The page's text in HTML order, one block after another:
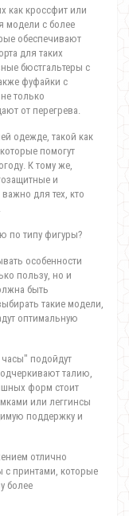
как кроссфит или
модели с более
обеспечивают
для таких
бюстгальтеры с
фуфайки с
только
от перегрева.
одежде, такой как
помогут
К тому же,
и
для тех, кто
по типу фигуры?
особенности
пользу, но и
быть
такие модели,
оптимальную
подойдут
талию,
форм стоит
или леггинсы
поддержку и
отлично
с принтами, которые
более